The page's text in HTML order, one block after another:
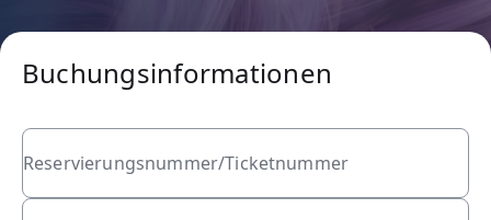
Buchungsinformationen
Reservierungsnummer/Ticketnummer